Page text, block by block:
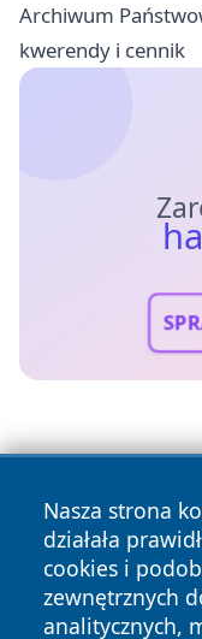
Archiwum
kwerendy i cennik
Nasza strona
działała
cookies i
zewnętrznych
analitycznych,